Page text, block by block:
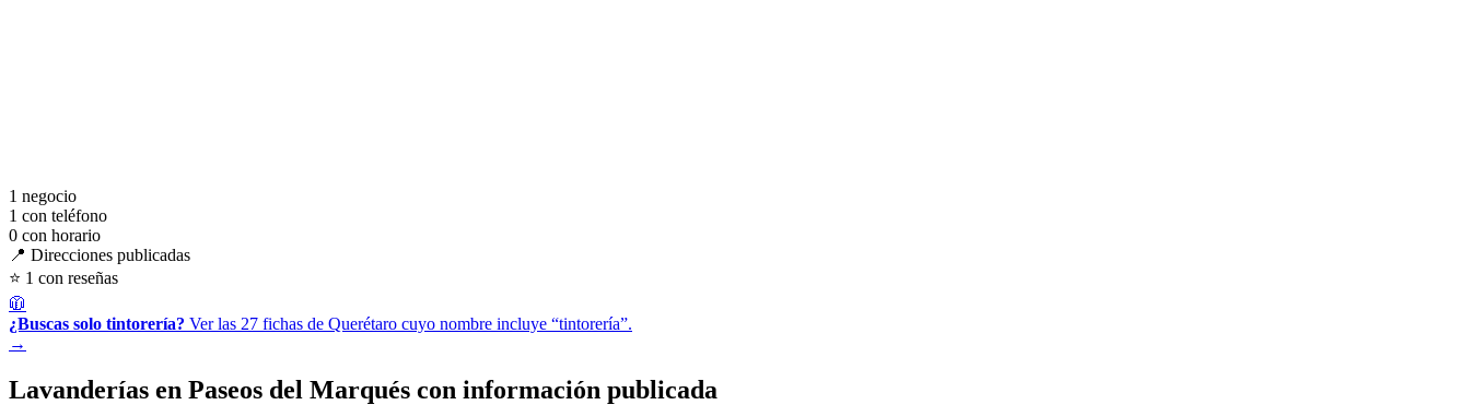
1 negocio
1 con teléfono
0 con horario
📍 Direcciones publicadas
⭐ 1 con reseñas
🧥
¿Buscas solo tintorería? Ver las 27 fichas de Querétaro cuyo nombre incluye “tintorería”.
→
Lavanderías en Paseos del Marqués con información publicada